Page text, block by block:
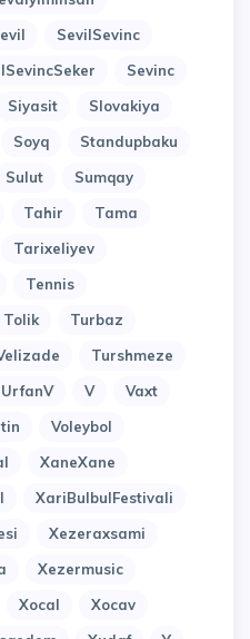
SevilSevinc
Sevinc
Siyasit
Slovakiya
Soyq
Standupbaku
Sulut
Sumqay
Tahir
Tama
Tarixeliyev
Tennis
Tolik
Turbaz
Turshmeze
UrfanV V
Vaxt
Voleybol
XaneXane
XariBulbulFestivali
Xezeraxsami
Xezermusic
Xocal
Xocav